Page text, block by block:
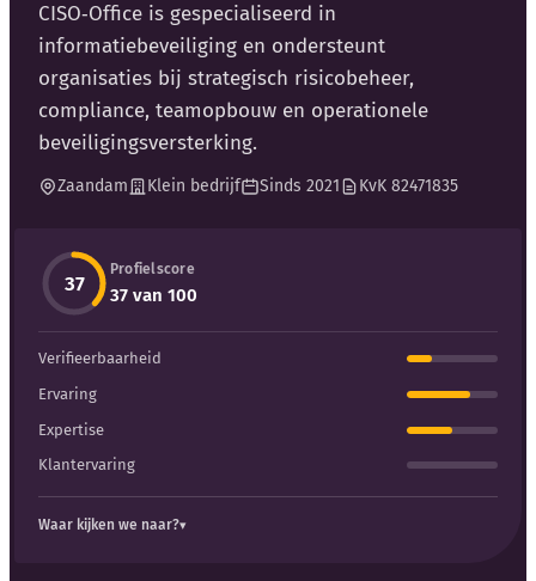
Externe bronnen
Woordenboek
Auteurs
CISO‑Office is gespecialiseerd in
informatiebeveiliging en ondersteunt
organisaties bij strategisch risicobeheer,
compliance, teamopbouw en operationele
beveiligingsversterking.
Zaandam Klein bedrijf Sinds 2021 KvK 82471835
37
Profielscore
37 van 100
Verifieerbaarheid
Ervaring
Expertise
Klantervaring
Waar kijken we naar?